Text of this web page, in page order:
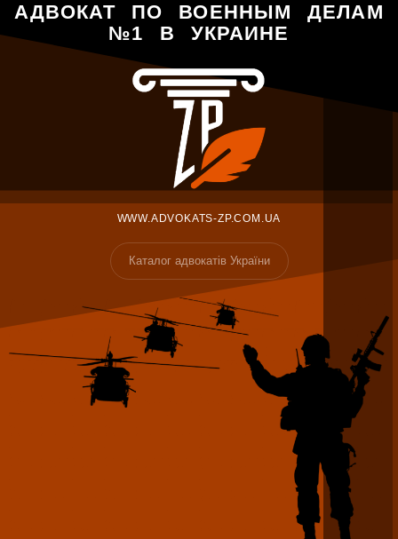
АДВОКАТ ПО ВОЕННЫМ ДЕЛАМ
№1 В УКРАИНЕ
WWW.ADVOKATS-ZP.COM.UA
Каталог адвокатів України